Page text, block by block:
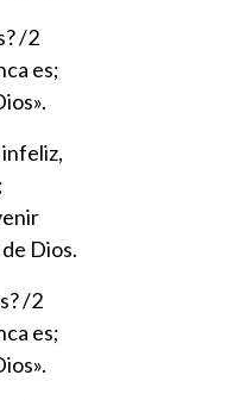
/2
es;
Dios.
/2
es;